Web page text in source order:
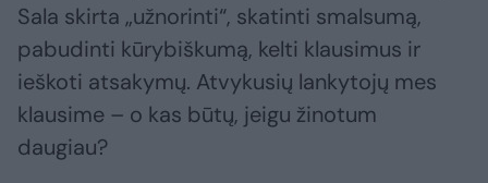
Sala skirta „užnorinti“, skatinti smalsumą,
pabudinti kūrybiškumą, kelti klausimus ir
ieškoti atsakymų. Atvykusių lankytojų mes
klausime – o kas būtų, jeigu žinotum
daugiau?